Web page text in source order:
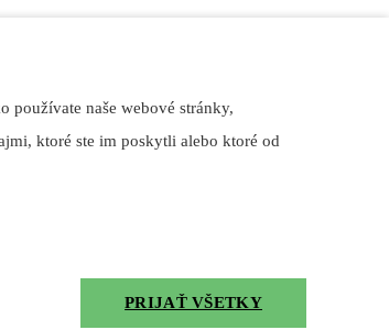
papierňach, textilkách, cementárňach,
používate naše webové stránky,
ktoré ste im poskytli alebo ktoré od
PRIJAŤ VŠETKY